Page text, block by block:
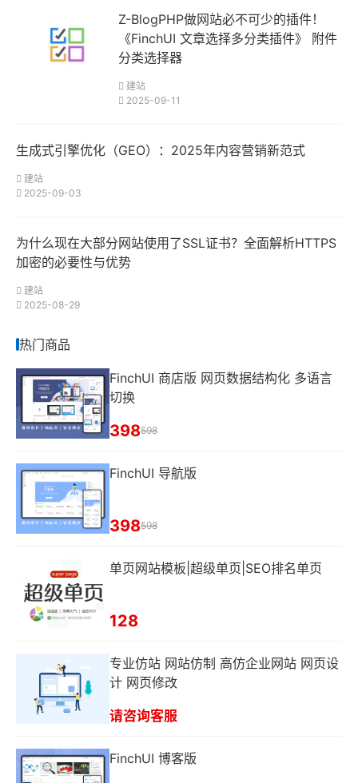
Z-BlogPHP做网站必不可少的插件！
《FinchUI 文章选择多分类插件》 附件
分类选择器
建站
2025-09-11
生成式引擎优化（GEO）：2025年内容营销新范式
建站
2025-09-03
为什么现在大部分网站使用了SSL证书？全面解析HTTPS
加密的必要性与优势
建站
2025-08-29
热门商品
FinchUI 商店版 网页数据结构化 多语言
切换
398598
FinchUI 导航版
398598
单页网站模板|超级单页|SEO排名单页
128
专业仿站 网站仿制 高仿企业网站 网页设
计 网页修改
请咨询客服
FinchUI 博客版